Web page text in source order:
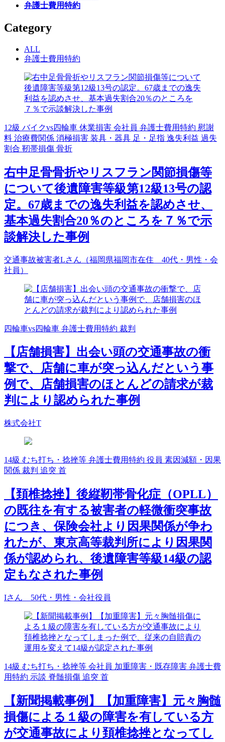
弁護士費用特約
Category
ALL
弁護士費用特約
12級 バイクvs四輪車 休業損害 会社員 弁護士費用特約 慰謝
料 治療費関係 消極損害 装具・器具 足・足指 逸失利益 過失
割合 靭帯損傷 骨折
右中足骨骨折やリスフラン関節損傷等
について後遺障害等級第12級13号の認
定。67歳までの逸失利益を認めさせ、
基本過失割合20％のところを７％で示
談解決した事例
交通事故被害者Lさん（福岡県福岡市在住 40代・男性・会
社員）
四輪車vs四輪車 弁護士費用特約 裁判
【店舗損害】出会い頭の交通事故の衝
撃で、店舗に車が突っ込んだという事
例で、店舗損害のほとんどの請求が裁
判により認められた事例
株式会社T
14級 むち打ち・捻挫等 弁護士費用特約 役員 素因減額・因果
関係 裁判 追突 首
【頚椎捻挫】後縦靭帯骨化症（OPLL）
の既往を有する被害者の軽微衝突事故
につき、保険会社より因果関係が争わ
れたが、東京高等裁判所により因果関
係が認められ、後遺障害等級14級の認
定もなされた事例
Iさん 50代・男性・会社役員
14級 むち打ち・捻挫等 会社員 加重障害・既存障害 弁護士費
用特約 示談 脊髄損傷 追突 首
【新聞掲載事例】【加重障害】元々胸髄
損傷による１級の障害を有している方
が交通事故により頚椎捻挫となってし